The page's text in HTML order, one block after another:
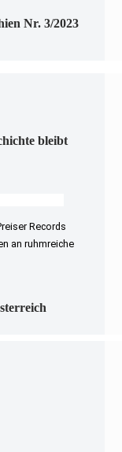
Nr. 3/2023
bleibt
Records
an ruhmreiche